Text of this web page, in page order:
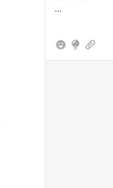
タイムトラッ